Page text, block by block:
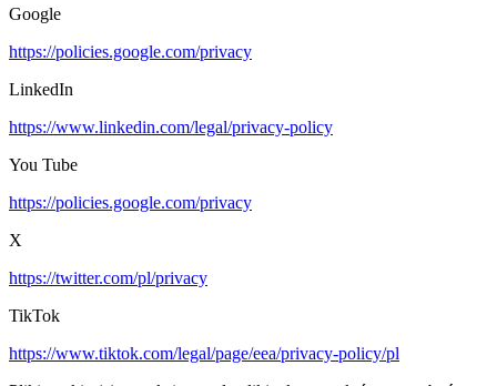
Google
https://policies.google.com/privacy
LinkedIn
https://www.linkedin.com/legal/privacy-policy
You Tube
https://policies.google.com/privacy
X
https://twitter.com/pl/privacy
TikTok
https://www.tiktok.com/legal/page/eea/privacy-policy/pl